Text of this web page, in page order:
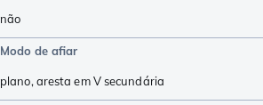
não
Modo de afiar
plano, aresta em V secundária